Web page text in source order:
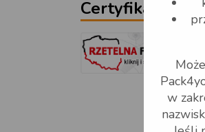
Certyfikaty
w